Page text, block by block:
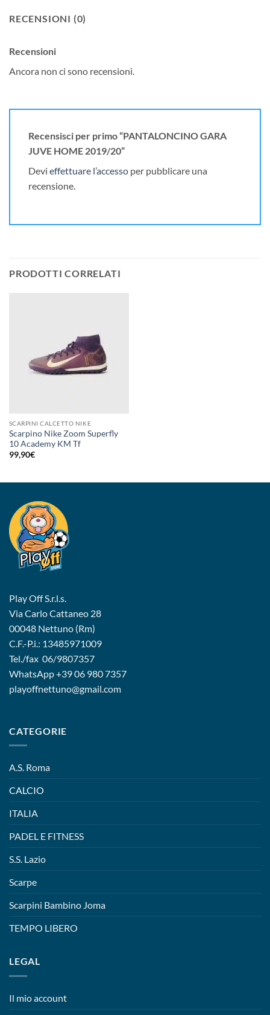
RECENSIONI (0)
Recensioni
Ancora non ci sono recensioni.
Recensisci per primo “PANTALONCINO GARA
JUVE HOME 2019/20”
Devi effettuare l’accesso per pubblicare una
recensione.
PRODOTTI CORRELATI
SCARPINI CALCETTO NIKE
Scarpino Nike Zoom Superfly
10 Academy KM Tf
99,90€
Play Off S.r.l.s.
Via Carlo Cattaneo 28
00048 Nettuno (Rm)
C.F.-P.i.: 13485971009
Tel./fax 06/9807357
WhatsApp+39 06 980 7357
playoffnettuno@gmail.com
CATEGORIE
A.S. Roma
CALCIO
ITALIA
PADEL E FITNESS
S.S. Lazio
Scarpe
Scarpini Bambino Joma
TEMPO LIBERO
LEGAL
Il mio account